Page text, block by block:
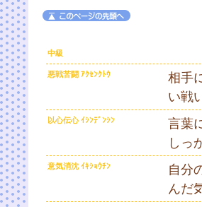
中級
悪戦苦闘 ｱｸｾﾝｸﾄｳ
相手
い戦
以心伝心 ｲｼﾝﾃﾞﾝｼﾝ
言葉
しっ
意気消沈 ｲｷｼｮｳﾁﾝ
自分
んだ